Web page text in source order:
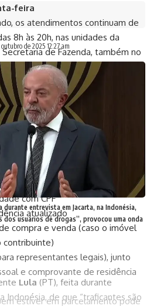
feira
os atendimentos continuam de
8h às 20h, nas unidades da
de Fazenda, também no
do programa na
e jurídicas com débitos
e ajuizados — como IPTU, ISS e
— desde que os fatos
até 2024.
comparecer presencialmente com:
com CPF
atualizado
compra e venda (caso o imóvel
contribuinte)
representantes legais), junto
e comprovante de residência
estiver em parcelamento pode
de 2025 12:27 am
durante entrevista em Jacarta, na Indonésia,
usuários de drogas”, provocou uma onda
Lula (PT), feita durante
Indonésia, de que “traficantes são